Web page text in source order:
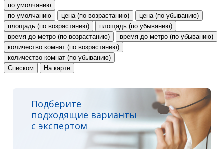
по умолчанию
по умолчанию
цена (по возрастанию)
цена (по убыванию)
площадь (по возрастанию)
площадь (по убыванию)
время до метро (по возрастанию)
время до метро (по убыванию)
количество комнат (по возрастанию)
количество комнат (по убыванию)
Списком
На карте
Подберите
подходящие варианты
с экспертом